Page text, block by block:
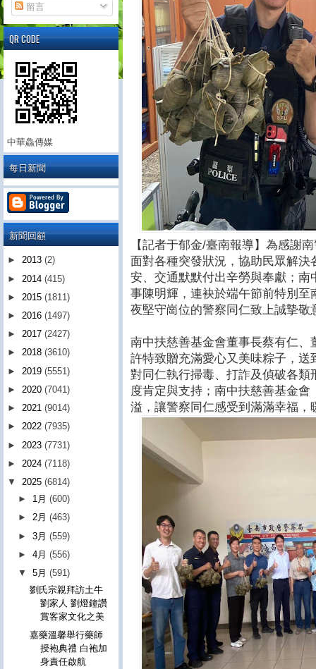
【記者于郁金/臺南報導】為感謝
面對各種突發狀況，協助民眾解
安、交通默默付出辛勞與奉獻；
事陳明輝，連袂於端午節前特別
夜堅守崗位的警察同仁致上誠摯敬
南中扶慈善基金會董事長蔡有仁
許特致贈充滿愛心又美味粽子，
對同仁執行掃毒、打詐及偵破各
度肯定與支持；南中扶慈善基金
溢，讓警察同仁感受到滿滿幸福，
留言
QR CODE
中華鱻傳媒
每日新聞
新聞回顧
► 2013 (2)
► 2014 (415)
► 2015 (1811)
► 2016 (1497)
► 2017 (2427)
► 2018 (3610)
► 2019 (5551)
► 2020 (7041)
► 2021 (9014)
► 2022 (7935)
► 2023 (7731)
► 2024 (7118)
▼ 2025 (6814)
► 1月(600)
►2月(463)
►3月(559)
►4月(556)
▼5月(591)
劉氏宗親拜訪土牛
劉家人 劉燈鐘讚
賞客家文化之美
嘉藥溫馨舉行藥師
授袍典禮 白袍加
身責任啟航